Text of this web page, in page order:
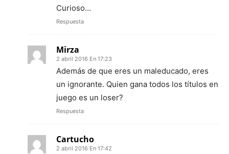
Curioso…
Respuesta
Mirza
2 abril 2016 En 17:23
Además de que eres un maleducado, eres
un ignorante. Quien gana todos los títulos en
juego es un loser?
Respuesta
Cartucho
2 abril 2016 En 17:42